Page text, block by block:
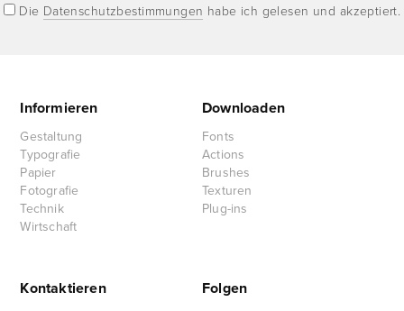
Die Datenschutzbestimmungen habe ich gelesen und akzeptiert.
Informieren
Gestaltung
Typografie
Papier
Fotografie
Technik
Wirtschaft
Downloaden
Fonts
Actions
Brushes
Texturen
Plug-ins
Kontaktieren Folgen